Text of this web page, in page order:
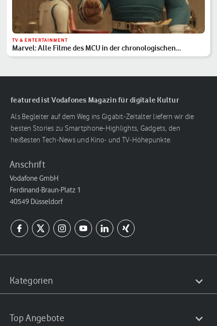
TV & ENTERTAINMENT
Marvel: Alle Filme des MCU in der chronologischen
Reihenfolge
featured ist Vodafones Magazin für digitale Kultur
Als Begleiter auf dem Weg ins Gigabit-Zeitalter liefern wir die
besten Stories zu Smartphone-Highlights, Gadgets, den
heißesten Tech-News und Kino- und TV-Höhepunkte.
Anschrift
Vodafone GmbH
Ferdinand-Braun-Platz 1
40549 Düsseldorf
Kategorien
Top Angebote